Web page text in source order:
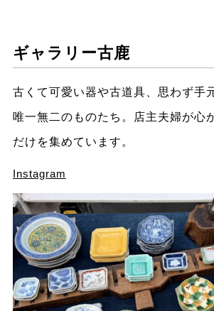
ギャラリー古鹿
古くて可愛い器や古道具、思わず手
唯一無二のものたち。店主夫婦が心
だけを集めています。
Instagram